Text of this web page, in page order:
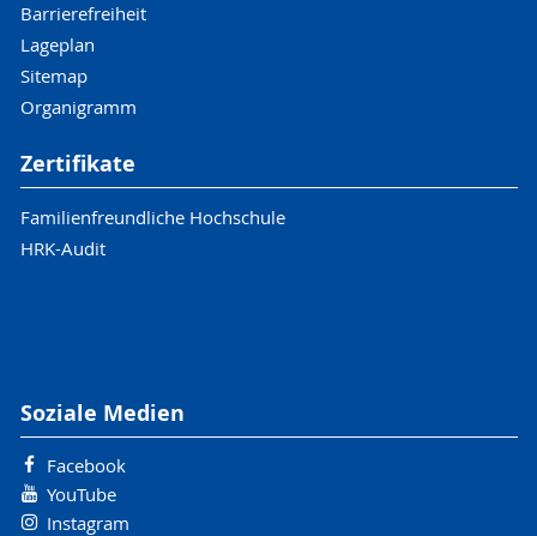
Barrierefreiheit
Lageplan
Sitemap
Organigramm
Zertifikate
Familienfreundliche Hochschule
HRK-Audit
Soziale Medien
Facebook
YouTube
Instagram